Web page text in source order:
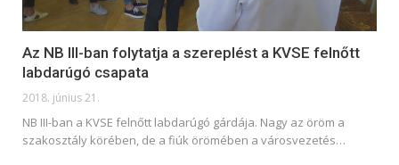
Az NB III-ban folytatja a szereplést a KVSE felnőtt
labdarúgó csapata
2018. június 21.
NB III-ban a KVSE felnőtt labdarúgó gárdája. Nagy az öröm a
szakosztály körében, de a fiúk örömében a városvezetés…